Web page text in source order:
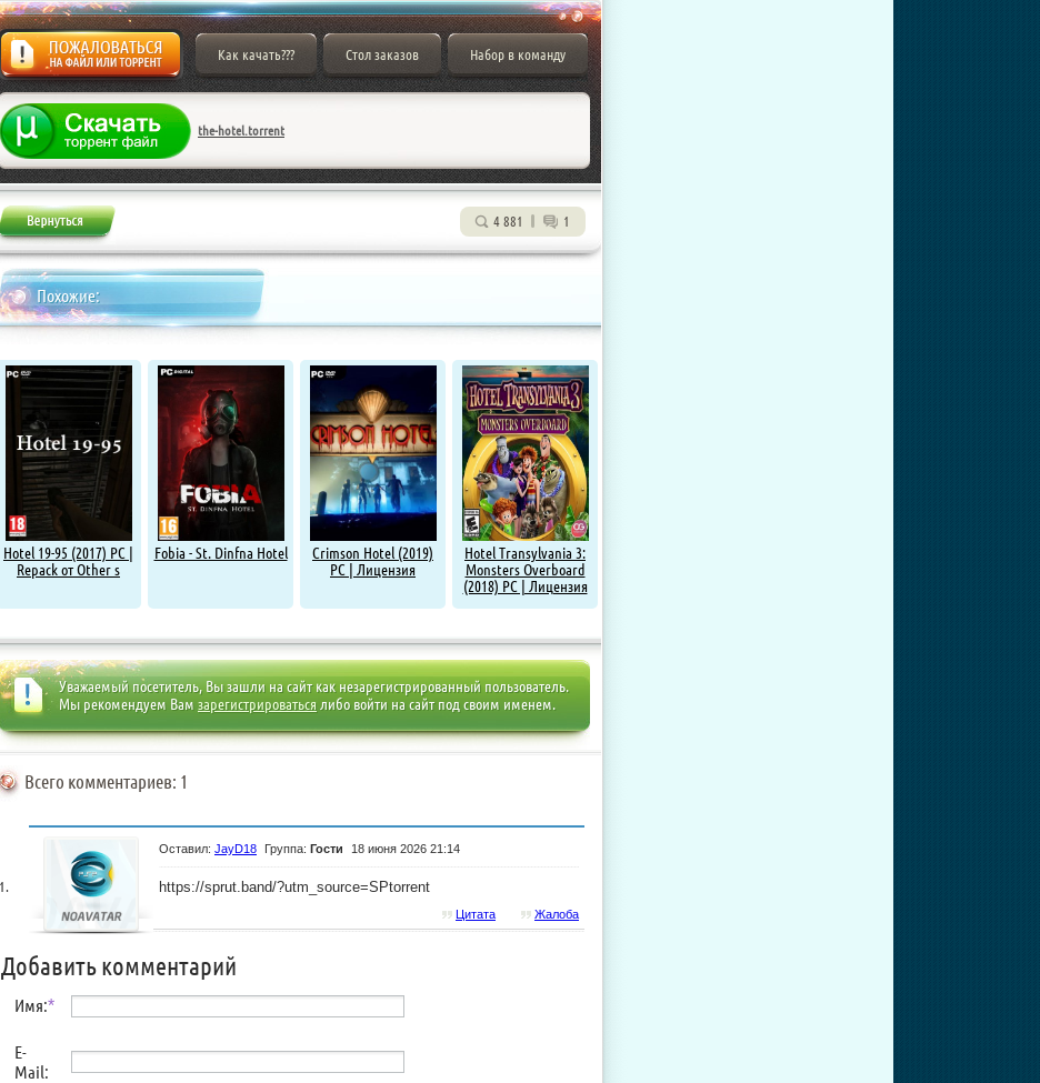
Жалоба
Как качать??? Стол заказов Набор в команду
the-hotel.torrent
4 881 1
Похожие:
Hotel 19-95 (2017) PC |
Repack от Other s
Fobia - St. Dinfna Hotel
Crimson Hotel (2019)
PC | Лицензия
Hotel Transylvania 3:
Monsters Overboard
(2018) PC | Лицензия
Уважаемый посетитель, Вы зашли на сайт как незарегистрированный пользователь.
Мы рекомендуем Вам зарегистрироватьсялибо войти на сайт под своим именем.
Всего комментариев: 1
Оставил: JayD18 Группа: Гости 18 июня 2026 21:14
https://sprut.band/?utm_source=SPtorrent
Жалоба
Цитата
Добавить комментарий
Имя:*
E-
Mail: